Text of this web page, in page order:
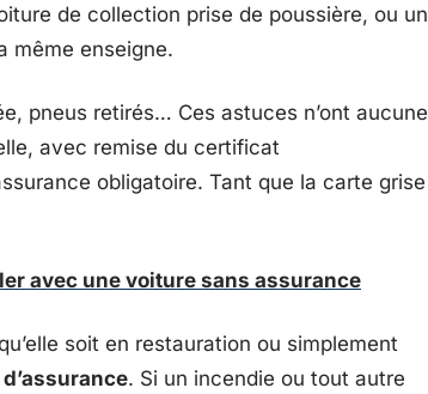
de collection prise de poussière, ou un
même enseigne.
pneus retirés… Ces astuces n’ont aucune
avec remise du certificat
obligatoire. Tant que la carte grise
avec une voiture sans assurance
soit en restauration ou simplement
. Si un incendie ou tout autre